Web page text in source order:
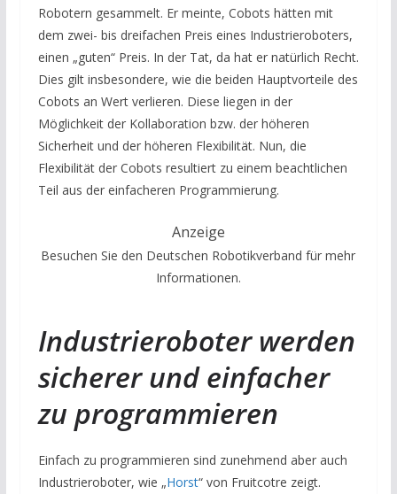
Robotern gesammelt. Er meinte, Cobots hätten mit
dem zwei- bis dreifachen Preis eines Industrieroboters,
einen „guten“ Preis. In der Tat, da hat er natürlich Recht.
Dies gilt insbesondere, wie die beiden Hauptvorteile des
Cobots an Wert verlieren. Diese liegen in der
Möglichkeit der Kollaboration bzw. der höheren
Sicherheit und der höheren Flexibilität. Nun, die
Flexibilität der Cobots resultiert zu einem beachtlichen
Teil aus der einfacheren Programmierung.
Anzeige
Besuchen Sie den Deutschen Robotikverband für mehr
Informationen.
Industrieroboter werden
sicherer und einfacher
zu programmieren
Einfach zu programmieren sind zunehmend aber auch
Industrieroboter, wie „Horst“ von Fruitcotre zeigt.